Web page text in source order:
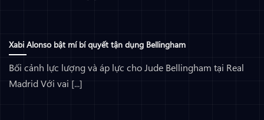
Xabi Alonso bật mí bí quyết tận dụng Bellingham
Bối cảnh lực lượng và áp lực cho Jude Bellingham tại Real
Madrid Với vai [...]